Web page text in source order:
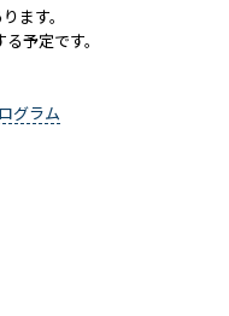
ます。
予定です。
グラム